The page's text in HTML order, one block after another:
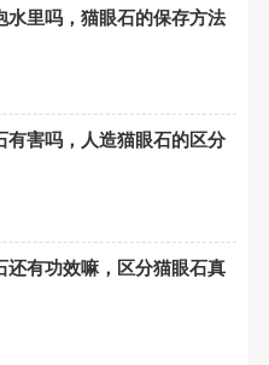
水里吗，猫眼石的保存方法
有害吗，人造猫眼石的区分
还有功效嘛，区分猫眼石真